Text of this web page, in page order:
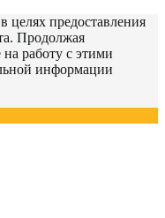
целях предоставления
Продолжая
на работу с этими
информации